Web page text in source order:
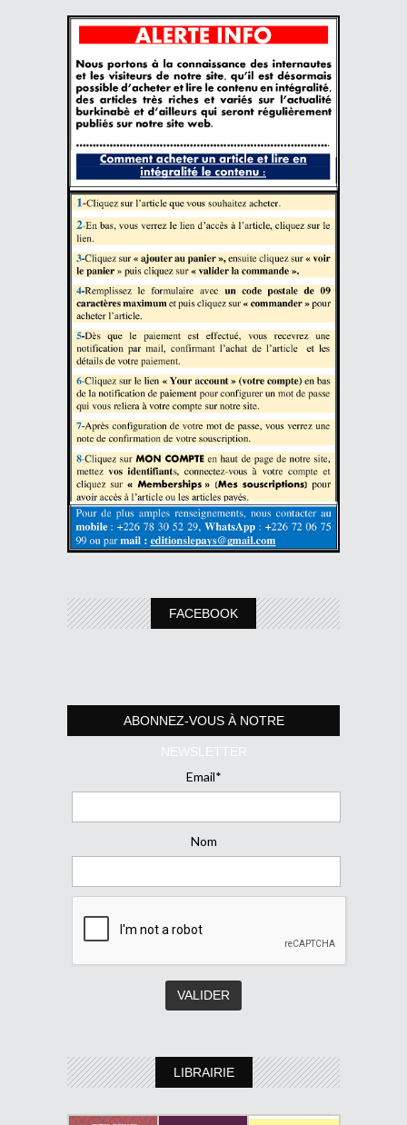
FACEBOOK
ABONNEZ-VOUS À NOTRE
NEWSLETTER
Email*
Nom
LIBRAIRIE